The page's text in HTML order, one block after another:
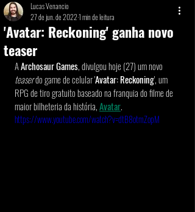
'Avatar: Reckoning' ganha novo
teaser
Lucas Venancio
27 de jun. de 20221 min de leitura
A Archosaur Games, divulgou hoje (27) um novo
teaser do game de celular 'Avatar: Reckoning', um
RPG de tiro gratuito baseado na franquia do filme de
maior bilheteria da história, Avatar.
https://www.youtube.com/watch?v=dtB8otmZopM